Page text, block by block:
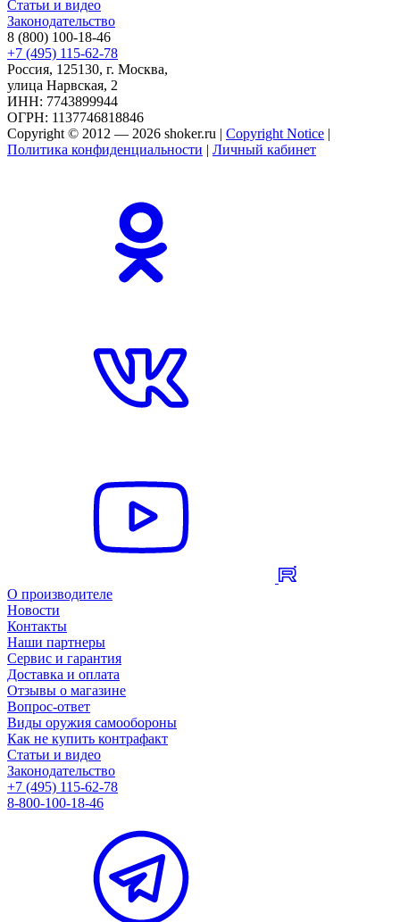
Статьи и видео
Законодательство
8 (800) 100-18-46
+7 (495) 115-62-78
Россия, 125130, г. Москва,
улица Нарвская, 2
ИНН: 7743899944
ОГРН: 1137746818846
Copyright © 2012 — 2026 shoker.ru | Copyright Notice |
Политика конфиденциальности | Личный кабинет
О производителе
Новости
Контакты
Наши партнеры
Сервис и гарантия
Доставка и оплата
Отзывы о магазине
Вопрос-ответ
Виды оружия самообороны
Как не купить контрафакт
Статьи и видео
Законодательство
+7 (495) 115-62-78
8-800-100-18-46